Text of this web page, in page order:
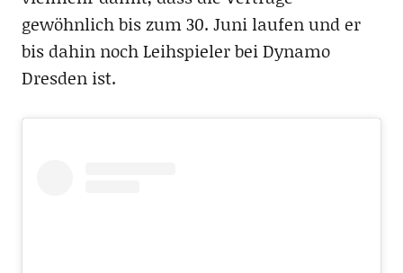
gewöhnlich bis zum 30. Juni laufen und er
bis dahin noch Leihspieler bei Dynamo
Dresden ist.